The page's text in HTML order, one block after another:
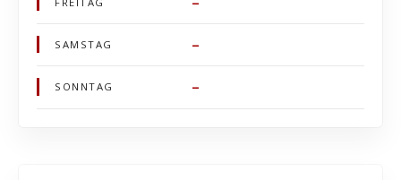
SAMSTAG –
SONNTAG –